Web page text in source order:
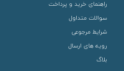
راهنمای خرید و پرداخت
سوالات متداول
شرایط مرجوعی
رویه های ارسال
بلاگ